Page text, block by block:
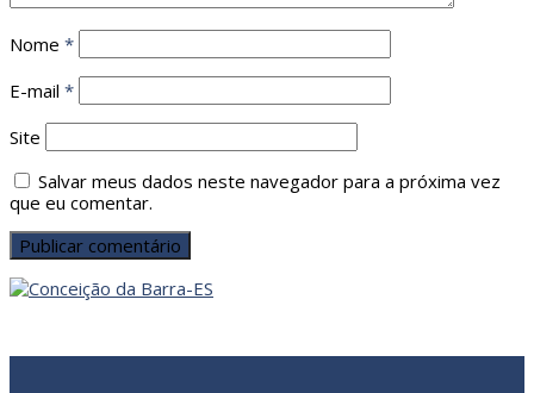
Nome *
E-mail *
Site
Salvar meus dados neste navegador para a próxima vez
que eu comentar.